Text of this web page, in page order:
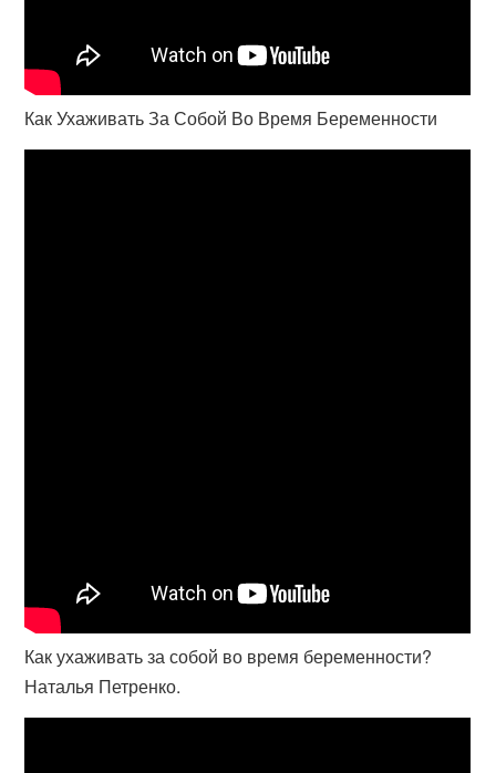
Как Ухаживать За Собой Во Время Беременности
Как ухаживать за собой во время беременности?
Наталья Петренко.